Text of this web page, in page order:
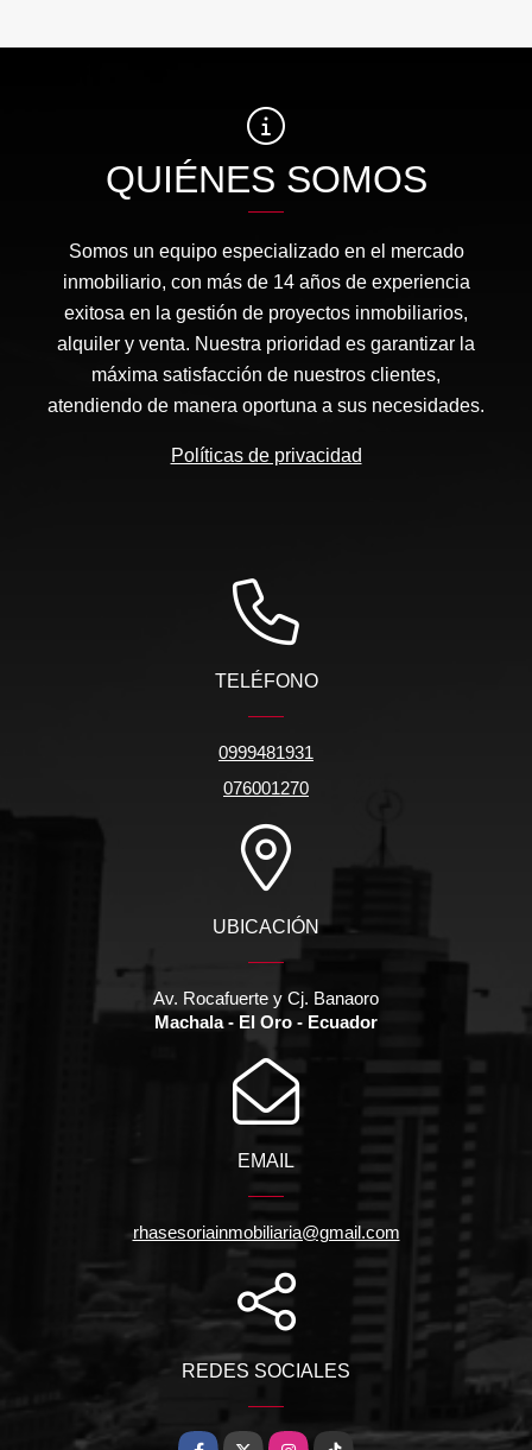
QUIÉNES SOMOS
Somos un equipo especializado en el mercado
inmobiliario, con más de 14 años de experiencia
exitosa en la gestión de proyectos inmobiliarios,
alquiler y venta. Nuestra prioridad es garantizar la
máxima satisfacción de nuestros clientes,
atendiendo de manera oportuna a sus necesidades.
Políticas de privacidad
TELÉFONO
0999481931
076001270
UBICACIÓN
Av. Rocafuerte y Cj. Banaoro
Machala - El Oro - Ecuador
EMAIL
rhasesoriainmobiliaria@gmail.com
REDES SOCIALES